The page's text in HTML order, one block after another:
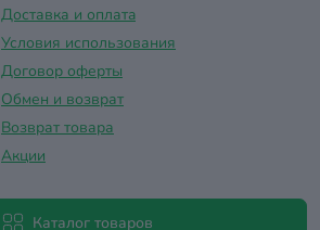
Доставка и оплатa
Условия использования
Договор оферты
Обмен и возврат
Возврат товара
Акции
Каталог товаров